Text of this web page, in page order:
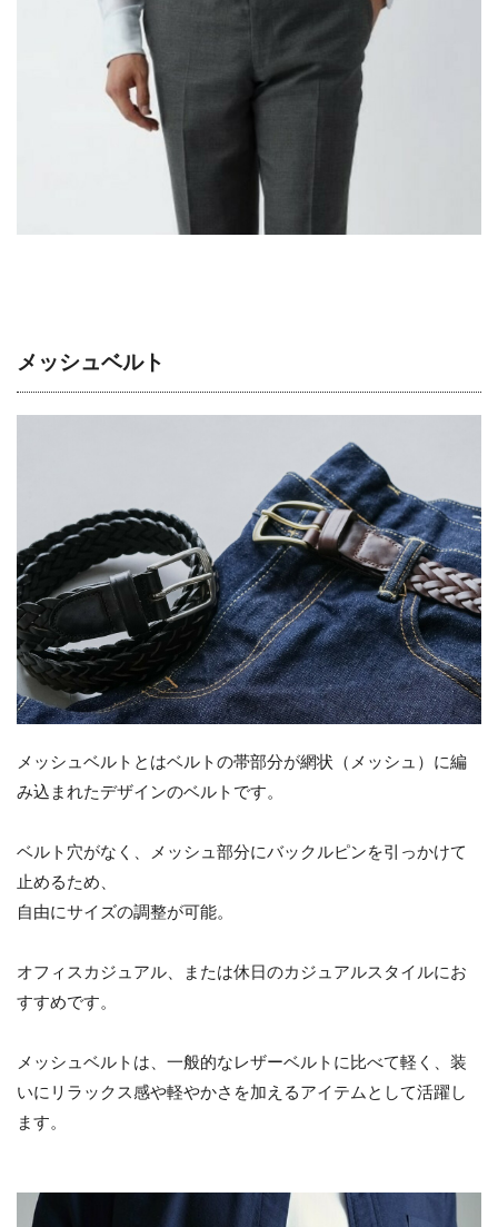
メッシュベルト
メッシュベルトとはベルトの帯部分が網状（メッシュ）に編
み込まれたデザインのベルトです。
ベルト穴がなく、メッシュ部分にバックルピンを引っかけて
止めるため、
自由にサイズの調整が可能。
オフィスカジュアル、または休日のカジュアルスタイルにお
すすめです。
メッシュベルトは、一般的なレザーベルトに比べて軽く、装
いにリラックス感や軽やかさを加えるアイテムとして活躍し
ます。